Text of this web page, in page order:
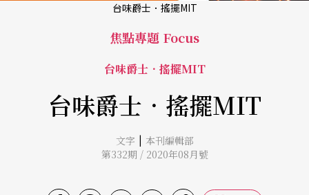
台味爵士．搖擺MIT
焦點專題 Focus
台味爵士．搖擺MIT
台味爵士．搖擺MIT
文字 | 本刊編輯部
第332期 / 2020年08月號